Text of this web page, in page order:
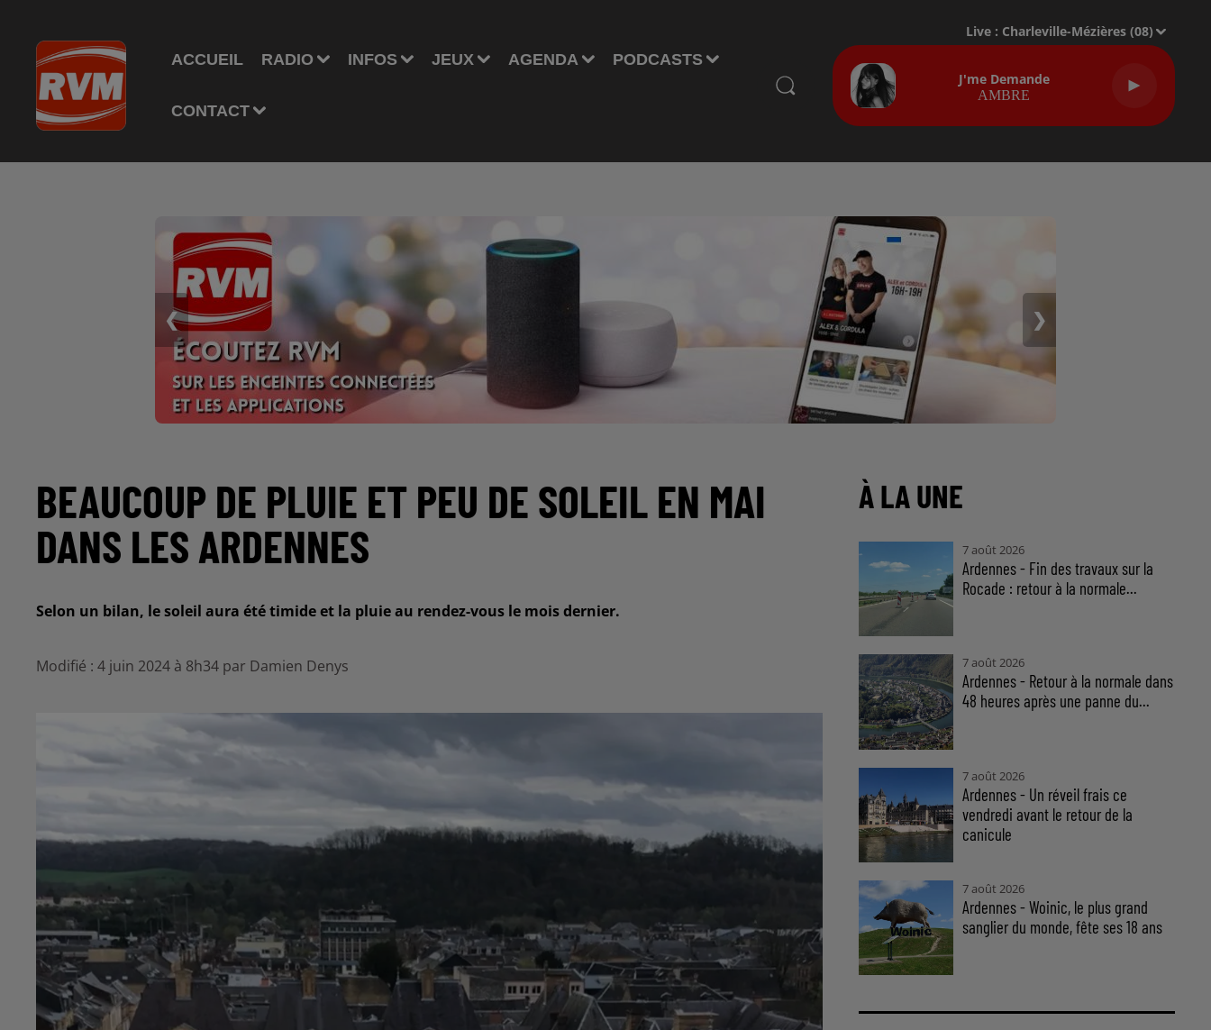
ACCUEIL RADIO INFOS JEUX AGENDA PODCASTS
CONTACT
Live : Charleville-Mézières (08)
J'me Demande
AMBRE
❮ ❯
BEAUCOUP DE PLUIE ET PEU DE SOLEIL EN MAI
DANS LES ARDENNES
Selon un bilan, le soleil aura été timide et la pluie au rendez-vous le mois dernier.
Modifié : 4 juin 2024 à 8h34 par Damien Denys
À LA UNE
7 août 2026
Ardennes - Fin des travaux sur la
Rocade : retour à la normale...
7 août 2026
Ardennes - Retour à la normale dans
48 heures après une panne du...
7 août 2026
Ardennes - Un réveil frais ce
vendredi avant le retour de la
canicule
7 août 2026
Ardennes - Woinic, le plus grand
sanglier du monde, fête ses 18 ans